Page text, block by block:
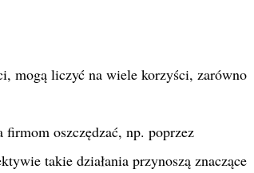
mogą liczyć na wiele korzyści, zarówno
oszczędzać, np. poprzez
takie działania przynoszą znaczące